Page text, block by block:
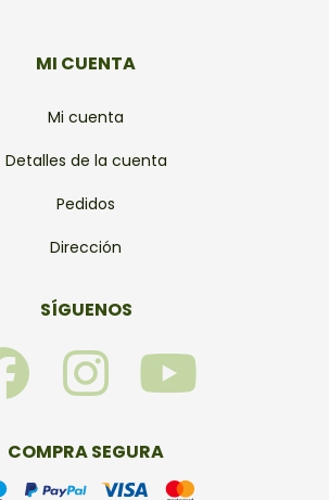
MI CUENTA
Mi cuenta
Detalles de la cuenta
Pedidos
Dirección
SÍGUENOS
F
a
c
I
n
s
Y
u
COMPRA SEGURA